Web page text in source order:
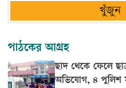
খুঁজুন
পাঠকের আগ্রহ
ছাদ থেকে ফেলে
অভিযোগ, ৪ পুলিশ